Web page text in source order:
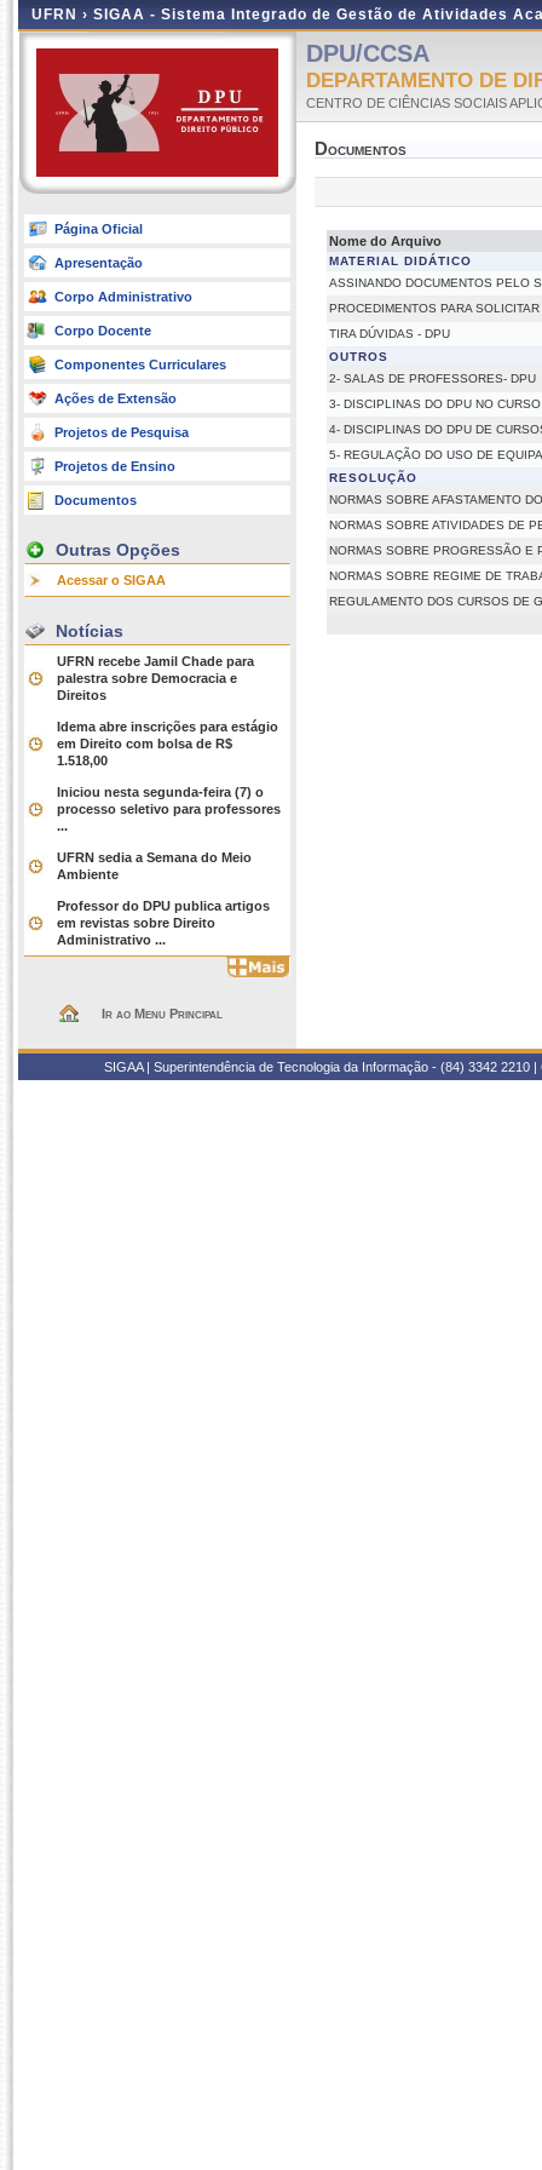
UFRN › SIGAA - Sistema Integrado de Gestão de Atividades
Página Oficial
Apresentação
Corpo Administrativo
Corpo Docente
Componentes Curriculares
Ações de Extensão
Projetos de Pesquisa
Projetos de Ensino
Documentos
Outras Opções
Acessar o SIGAA
Notícias
UFRN recebe Jamil Chade para
palestra sobre Democracia e
Direitos
Idema abre inscrições para estágio
em Direito com bolsa de R$
1.518,00
Iniciou nesta segunda-feira (7) o
processo seletivo para professores
...
UFRN sedia a Semana do Meio
Ambiente
Professor do DPU publica artigos
em revistas sobre Direito
Administrativo ...
Ir ao Menu Principal
DPU/CCSA
DEPARTAMENTO DE
CENTRO DE CIÊNCIAS SOCIAIS
Documentos
Nome do Arquivo
MATERIAL DIDÁTICO
ASSINANDO DOCUMENTOS PELO
PROCEDIMENTOS PARA
TIRA DÚVIDAS - DPU
OUTROS
2- SALAS DE PROFESSORES- DPU
3- DISCIPLINAS DO DPU NO
4- DISCIPLINAS DO DPU DE
5- REGULAÇÃO DO USO DE
RESOLUÇÃO
NORMAS SOBRE AFASTAMENTO
NORMAS SOBRE ATIVIDADES DE
NORMAS SOBRE PROGRESSÃO E
NORMAS SOBRE REGIME DE
REGULAMENTO DOS CURSOS DE
SIGAA | Superintendência de Tecnologia da Informação - (84) 3342